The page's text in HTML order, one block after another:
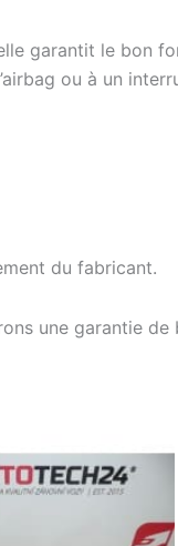
garantit le bon
ou à un
du fabricant.
une garantie